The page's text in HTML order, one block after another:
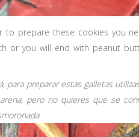
to prepare these cookies you
or you will end with peanut
para preparar estas galletas
pero no quieres que se